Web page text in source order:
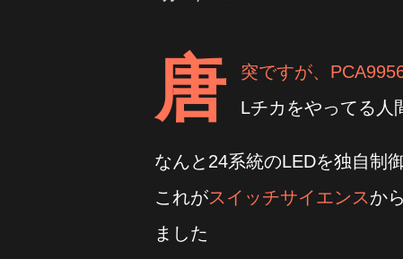
唐
突ですが、
Lチカをやってる人
なんと24系統のLEDを独自制
これがスイッチサイエンスか
ました